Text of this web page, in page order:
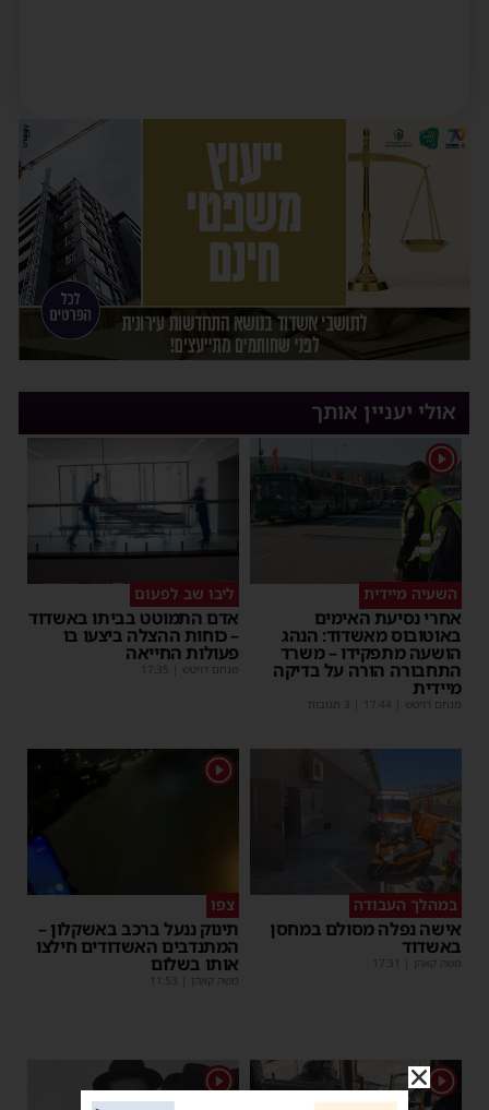
אולי יעניין אותך
1
השעיה מיידית
אחרי נסיעת האימים
באוטובוס מאשדוד: הנהג
הושעה מתפקידו – משרד
התחבורה הורה על בדיקה
מיידית
מנחם דויטש 17:44
ליבו שב לפעום
אדם התמוטט בביתו באשדוד
– כוחות ההצלה ביצעו בו
פעולות החייאה
מנחם דויטש 17:35
במהלך העבודה
אישה נפלה מסולם במחסן
באשדוד
משה קאהן 17:31
1
צפו
תינוק ננעל ברכב באשקלון –
המתנדבים האשדודים חילצו
אותו בשלום
משה קאהן 11:53
1
1